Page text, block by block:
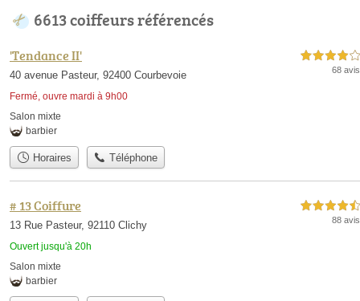
6613 coiffeurs référencés
'Tendance II'
40 avenue Pasteur, 92400 Courbevoie
Fermé, ouvre mardi à 9h00
4,0 étoiles sur 5
68 avis
Salon mixte
barbier
Horaires Téléphone
# 13 Coiffure
13 Rue Pasteur, 92110 Clichy
Ouvert jusqu'à 20h
4,5 étoiles sur 5
88 avis
Salon mixte
barbier